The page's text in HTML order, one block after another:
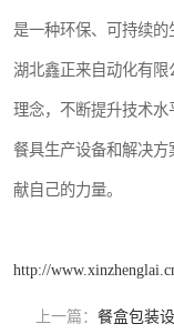
是一种环保、可持续的
湖北鑫正来自动化有限
理念，不断提升技术
餐具生产设备和解决
献自己的力量。
http://
上一篇： 餐盒包装设